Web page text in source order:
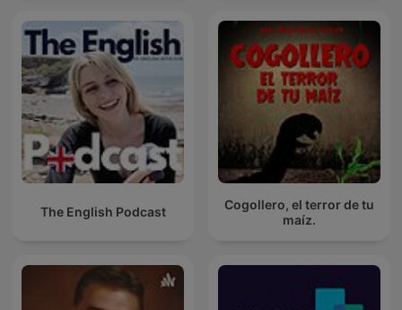
The English Podcast
Cogollero, el terror de tu
maíz.